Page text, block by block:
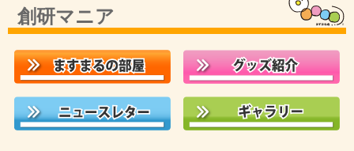
創研マニア